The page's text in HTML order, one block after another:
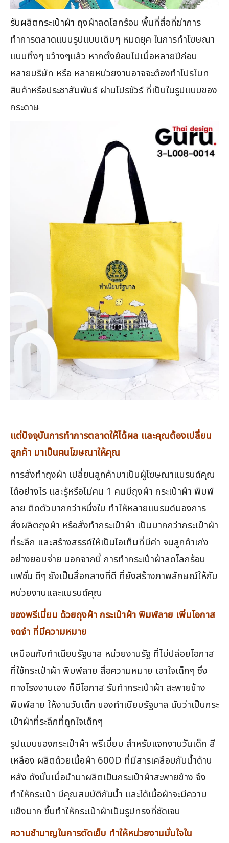
รับผลิตกระเป๋าผ้า ถุงผ้าลดโลกร้อน พื้นที่สื่อที่ฆ่าการ
ทำการตลาดแบบรูปแบบเดิมๆ หมดยุค ในการทำโฆษณา
แบบทิ้งๆ ขว้างๆแล้ว หากตั้งย้อนไปเมื่อหลายปีก่อน
หลายบริษัท หรือ หลายหน่วยงานอาจจะต้องทำโปรโมท
สินค้าหรือประชาสัมพันธ์ ผ่านโปรชัวร์ ที่เป็นในรูปแบบของ
กระดาษ
แต่ปัจจุบันการทำการตลาดให้ได้ผล และคุณต้องเปลี่ยน
ลูกค้า มาเป็นคนโฆษณาให้คุณ
การสั่งทำถุงผ้า เปลี่ยนลูกค้ามาเป็นผู้โฆษณาแบรนด์คุณ
ได้อย่างไร และรู้หรือไม่คน 1 คนมีถุงผ้า กระเป๋าผ้า พิมพ์
ลาย ติดตัวมากกว่าหนึ่งใบ ทำให้หลายแบรนด์มองการ
สั่งผลิตถุงผ้า หรือสั่งทำกระเป๋าผ้า เป็นมากกว่ากระเป๋าผ้า
ที่ระลึก และสร้างสรรค์ให้เป็นไอเท็มที่มีค่า จนลูกค้าเก่ง
อย่างยอมจ่าย นอกจากนี้ การทำกระเป๋าผ้าลดโลกร้อน
แฟชั่น ดีๆ ยังเป็นสื่อกลางที่ดี ที่ยังสร้างภาพลักษณ์ให้กับ
หน่วยงานและแบรนด์คุณ
ของพรีเมี่ยม ด้วยถุงผ้า กระเป๋าผ้า พิมพ์ลาย เพิ่มโอกาส
จดจำ ที่มีความหมาย
เหมือนกับทำเนียบรัฐบาล หน่วยงานรัฐ ที่ไม่ปล่อยโอกาส
ที่ใช้กระเป๋าผ้า พิมพ์ลาย สื่อความหมาย เอาใจเด็กๆ ซึ่ง
ทางโรงงานเอง ก็มีโอกาส รับทำกระเป๋าผ้า สะพายข้าง
พิมพ์ลาย ให้งานวันเด็ก ของทำเนียบรัฐบาล นับว่าเป็นกระ
เป๋าผ้าที่ระลึกที่ถูกใจเด็กๆ
รูปแบบของกระเป๋าผ้า พรีเมี่ยม สำหรับแจกงานวันเด็ก สี
เหลือง ผลิตด้วยเนื้อผ้า 600D ที่มีสารเคลือบกันน้ำด้าน
หลัง ดังนั้นเมื่อนำมาผลิตเป็นกระเป๋าผ้าสะพายข้าง จึง
ทำให้กระเป๋า มีคุณสมบัติกันน้ำ และได้เนื้อผ้าจะมีความ
แข็งมาก ขึ้นทำให้กระเป๋าผ้าเป็นรูปทรงที่ชัดเจน
ความชำนาญในการตัดเย็บ ทำให้หน่วยงานมั่นใจใน